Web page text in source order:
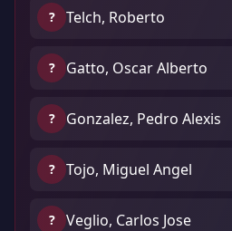
? Telch, Roberto
? Gatto, Oscar Alberto
? Gonzalez, Pedro Alexis
? Tojo, Miguel Angel
? Veglio, Carlos Jose